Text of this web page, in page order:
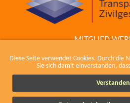
Diese Seite verwendet Cookies. Durch die
Sie sich damit einverstanden,
Verstanden
MITGLIED
KONTAKT
IMPRESSUM, KODEX